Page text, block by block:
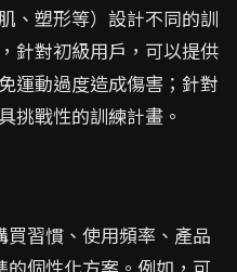
、塑形等）設計不同的訓
針對初級用戶，可以提供
運動過度造成傷害；針對
挑戰性的訓練計畫。
習慣、使用頻率、產品